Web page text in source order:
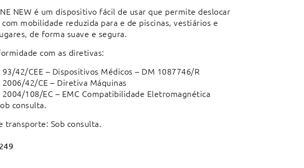
NEW é um dispositivo fácil de usar que permite deslocar
com mobilidade reduzida para e de piscinas, vestiários e
de forma suave e segura.
com as diretivas:
42/CEE – Dispositivos Médicos – DM 1087746/R
42/CE – Diretiva Máquinas
108/EC – EMC Compatibilidade Eletromagnética
consulta.
transporte: Sob consulta.